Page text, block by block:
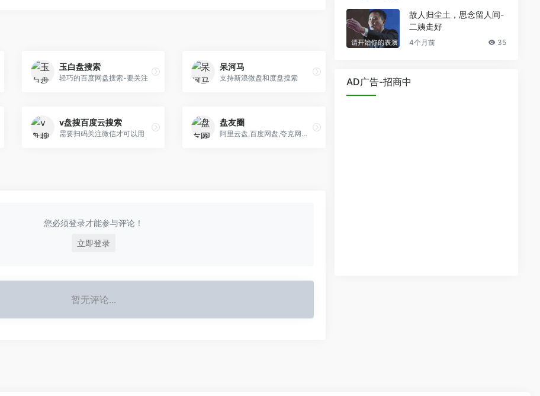
玉白盘搜索
轻巧的百度网盘搜索-要关注
呆河马
支持新浪微盘和度盘搜索
v盘搜百度云搜索
需要扫码关注微信才可以用
盘友圈
阿里云盘,百度网盘,夸克网盘资源搜索工具
您必须登录才能参与评论！
立即登录
暂无评论...
故人归尘土，思念留人间-
二姨走好
4个月前 35
AD广告-招商中